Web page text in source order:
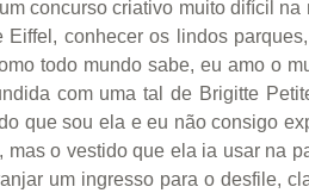
concurso criativo muito difícil na
conhecer os lindos
todo mundo sabe, eu amo o
com uma tal de Brigitte
que sou ela e eu não consigo
o vestido que ela ia usar na
um ingresso para o desfile,